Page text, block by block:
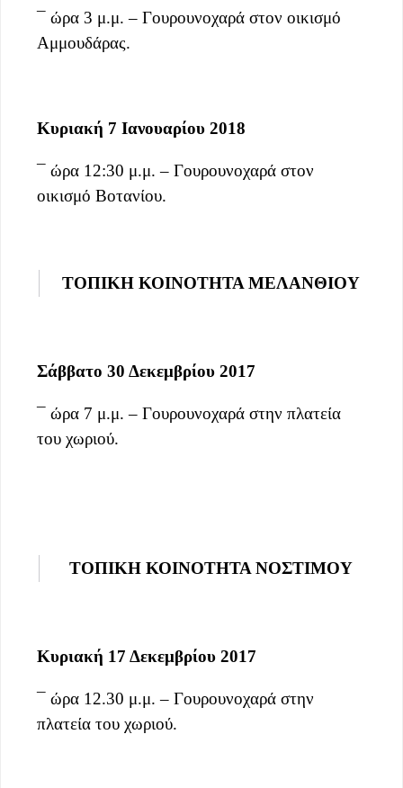
¯ ώρα 3 μ.μ. – Γουρουνοχαρά στον οικισμό
Αμμουδάρας.
Κυριακή 7 Ιανουαρίου 2018
¯ ώρα 12:30 μ.μ. – Γουρουνοχαρά στον
οικισμό Βοτανίου.
ΤΟΠΙΚΗ ΚΟΙΝΟΤΗΤΑ ΜΕΛΑΝΘΙΟΥ
Σάββατο 30 Δεκεμβρίου 2017
¯ ώρα 7 μ.μ. – Γουρουνοχαρά στην πλατεία
του χωριού.
ΤΟΠΙΚΗ ΚΟΙΝΟΤΗΤΑ ΝΟΣΤΙΜΟΥ
Κυριακή 17 Δεκεμβρίου 2017
¯ ώρα 12.30 μ.μ. – Γουρουνοχαρά στην
πλατεία του χωριού.